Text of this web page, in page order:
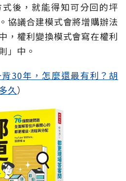
後，就能得知可分回的坪
協議合建模式會將增購辦法
，權利變換模式會寫在權利
」中。
30年，怎麼還最有利？胡
久）